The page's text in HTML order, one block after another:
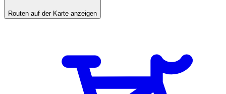
Routen auf der Karte anzeigen